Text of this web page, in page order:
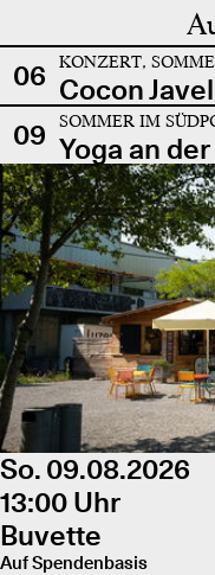
06 KONZERT,
Cocon Javel
09
SOMMER IM
Yoga an
So. 09.08.2026
13:00 Uhr
Buvette
Auf Spendenbasis